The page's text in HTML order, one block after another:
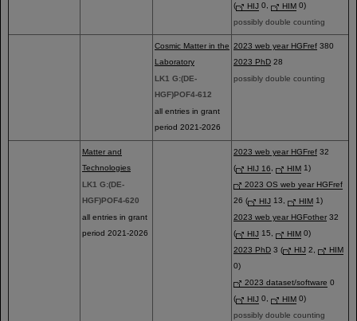
(
HIJ 0, HIM 0)
possibly double counting
Cosmic Matter in the
Laboratory
LK1 G:(DE-
HGF)POF4-612
all entries in grant
period 2021-2026
2023 web year HGFref 380
2023 PhD 28
possibly double counting
Matter and
Technologies
LK1 G:(DE-
HGF)POF4-620
all entries in grant
period 2021-2026
2023 web year HGFref 32
(
HIJ 16, HIM 1)
2023 OS web year HGFref
26 (
HIJ 13, HIM 1)
2023 web year HGFother 32
(
HIJ 15, HIM 0)
2023 PhD 3 ( HIJ 2,
HIM
0)
2023 dataset/software 0
(
HIJ 0, HIM 0)
possibly double counting